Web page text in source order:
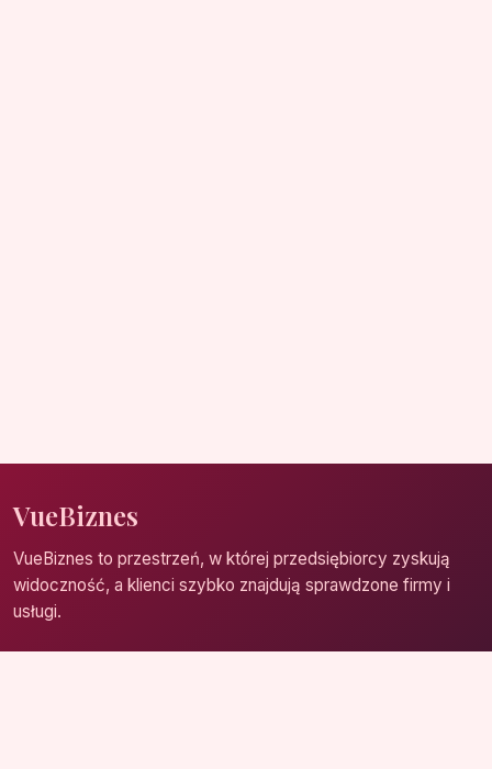
VueBiznes
VueBiznes to przestrzeń, w której przedsiębiorcy zyskują
widoczność, a klienci szybko znajdują sprawdzone firmy i
usługi.